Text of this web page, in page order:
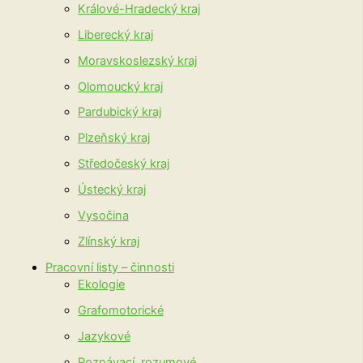
Králové-Hradecký kraj
Liberecký kraj
Moravskoslezský kraj
Olomoucký kraj
Pardubický kraj
Plzeňský kraj
Středočeský kraj
Ústecký kraj
Vysočina
Zlínský kraj
Pracovní listy – činnosti
Ekologie
Grafomotorické
Jazykové